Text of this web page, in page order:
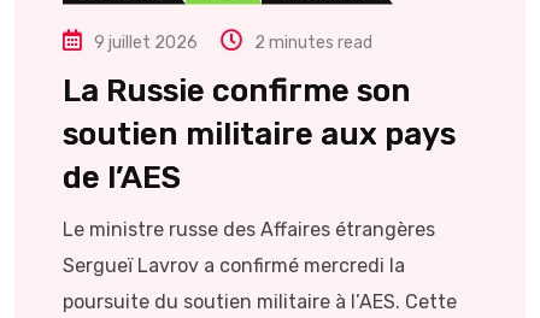
9 juillet 2026 2 minutes read
La Russie confirme son
soutien militaire aux pays
de l’AES
Le ministre russe des Affaires étrangères
Sergueï Lavrov a confirmé mercredi la
poursuite du soutien militaire à l’AES. Cette